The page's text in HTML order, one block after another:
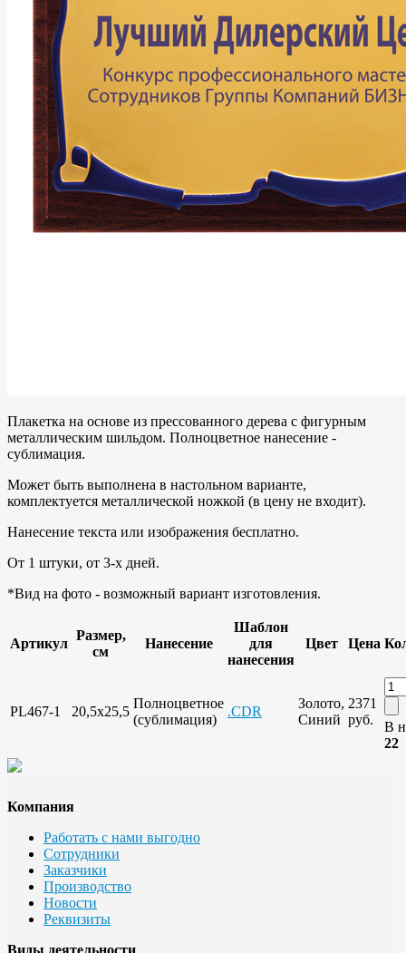
Плакетка на основе из прессованного дерева с фигурным
металлическим шильдом. Полноцветное нанесение -
сублимация.
Может быть выполнена в настольном варианте,
комплектуется металлической ножкой (в цену не входит).
Нанесение текста или изображения бесплатно.
От 1 штуки, от 3-х дней.
*Вид на фото - возможный вариант изготовления.
Артикул
Размер,
см
Нанесение
Шаблон
для
нанесения
Цвет Цена
PL467-1 20,5x25,5
Полноцветное
(сублимация)
.CDR
Золото,
Синий
2371
руб.
В
22
Компания
Работать с нами выгодно
Сотрудники
Заказчики
Производство
Новости
Реквизиты
Виды деятельности